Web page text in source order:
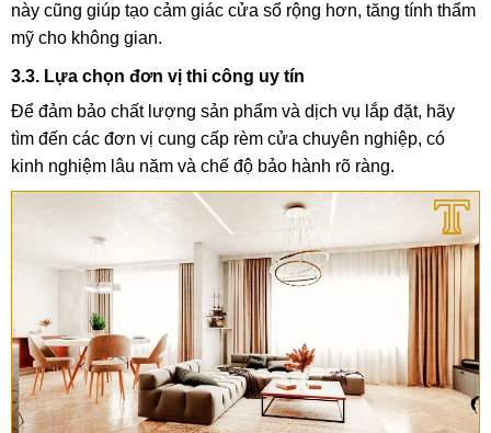
này cũng giúp tạo cảm giác cửa sổ rộng hơn, tăng tính thẩm
mỹ cho không gian.
3.3. Lựa chọn đơn vị thi công uy tín
Để đảm bảo chất lượng sản phẩm và dịch vụ lắp đặt, hãy
tìm đến các đơn vị cung cấp rèm cửa chuyên nghiệp, có
kinh nghiệm lâu năm và chế độ bảo hành rõ ràng.